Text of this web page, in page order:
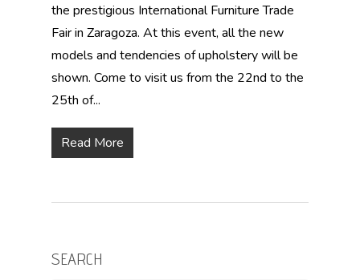
the prestigious International Furniture Trade
Fair in Zaragoza. At this event, all the new
models and tendencies of upholstery will be
shown. Come to visit us from the 22nd to the
25th of...
Read More
SEARCH